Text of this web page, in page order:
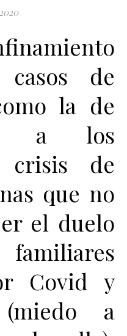
casos de
la de
a los
crisis de
que no
el duelo
Covid y
(miedo a